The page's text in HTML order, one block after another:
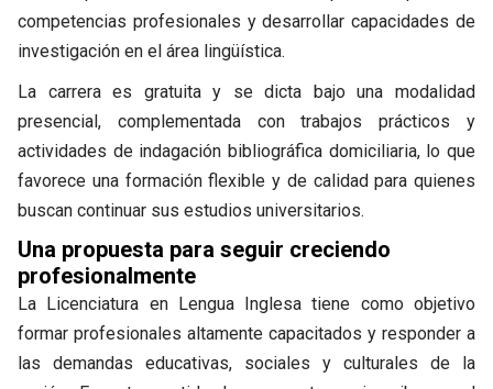
competencias profesionales y desarrollar capacidades de
investigación en el área lingüística.
La carrera es gratuita y se dicta bajo una modalidad
presencial, complementada con trabajos prácticos y
actividades de indagación bibliográfica domiciliaria, lo que
favorece una formación flexible y de calidad para quienes
buscan continuar sus estudios universitarios.
Una propuesta para seguir creciendo
profesionalmente
La Licenciatura en Lengua Inglesa tiene como objetivo
formar profesionales altamente capacitados y responder a
las demandas educativas, sociales y culturales de la